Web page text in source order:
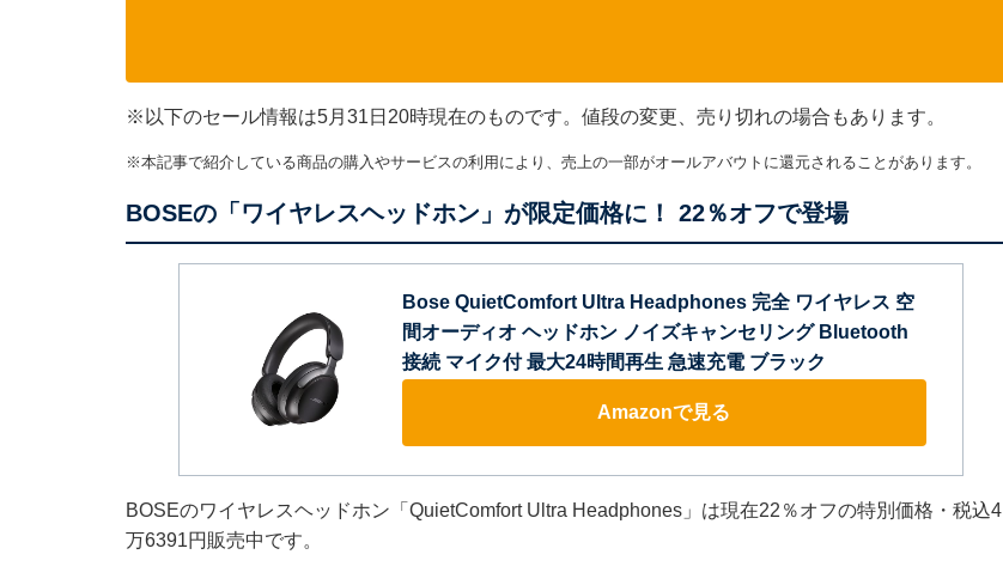
※以下のセール情報は5月31日20時現在のものです。値段の変更、売り切れの場合もあります。
※本記事で紹介している商品の購入やサービスの利用により、売上の一部がオールアバウトに還元されることがあります。
BOSEの「ワイヤレスヘッドホン」が限定価格に！ 22％オフで登場
Bose QuietComfort Ultra Headphones 完全 ワイヤレス 空
間オーディオ ヘッドホン ノイズキャンセリング Bluetooth
接続 マイク付 最大24時間再生 急速充電 ブラック
Amazonで見る
BOSEのワイヤレスヘッドホン「QuietComfort Ultra Headphones」は現在22％オフの特別価格・税込4
万6391円販売中です。